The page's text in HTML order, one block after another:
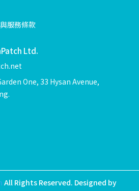
服務條款
Ltd.
One, 33 Hysan Avenue,
All Rights Reserved. Designed by